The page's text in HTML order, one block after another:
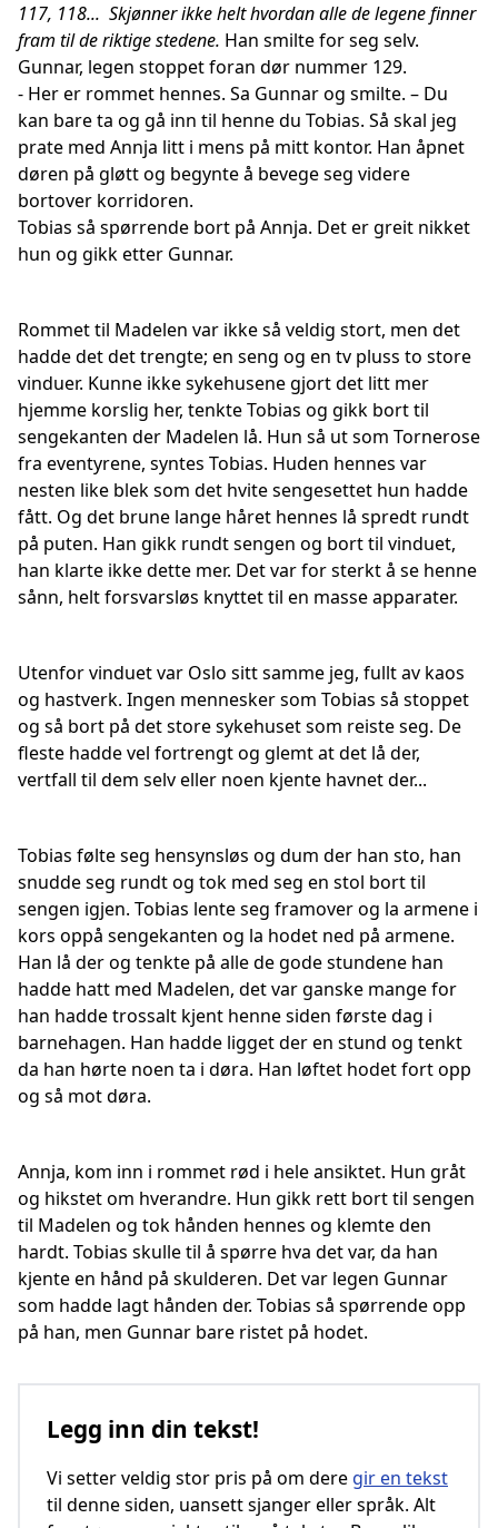
117, 118... Skjønner ikke helt hvordan alle de legene finner
fram til de riktige stedene. Han smilte for seg selv.
Gunnar, legen stoppet foran dør nummer 129.
- Her er rommet hennes. Sa Gunnar og smilte. – Du
kan bare ta og gå inn til henne du Tobias. Så skal jeg
prate med Annja litt i mens på mitt kontor. Han åpnet
døren på gløtt og begynte å bevege seg videre
bortover korridoren.
Tobias så spørrende bort på Annja. Det er greit nikket
hun og gikk etter Gunnar.
Rommet til Madelen var ikke så veldig stort, men det
hadde det det trengte; en seng og en tv pluss to store
vinduer. Kunne ikke sykehusene gjort det litt mer
hjemme korslig her, tenkte Tobias og gikk bort til
sengekanten der Madelen lå. Hun så ut som Tornerose
fra eventyrene, syntes Tobias. Huden hennes var
nesten like blek som det hvite sengesettet hun hadde
fått. Og det brune lange håret hennes lå spredt rundt
på puten. Han gikk rundt sengen og bort til vinduet,
han klarte ikke dette mer. Det var for sterkt å se henne
sånn, helt forsvarsløs knyttet til en masse apparater.
Utenfor vinduet var Oslo sitt samme jeg, fullt av kaos
og hastverk. Ingen mennesker som Tobias så stoppet
og så bort på det store sykehuset som reiste seg. De
fleste hadde vel fortrengt og glemt at det lå der,
vertfall til dem selv eller noen kjente havnet der...
Tobias følte seg hensynsløs og dum der han sto, han
snudde seg rundt og tok med seg en stol bort til
sengen igjen. Tobias lente seg framover og la armene i
kors oppå sengekanten og la hodet ned på armene.
Han lå der og tenkte på alle de gode stundene han
hadde hatt med Madelen, det var ganske mange for
han hadde trossalt kjent henne siden første dag i
barnehagen. Han hadde ligget der en stund og tenkt
da han hørte noen ta i døra. Han løftet hodet fort opp
og så mot døra.
Annja, kom inn i rommet rød i hele ansiktet. Hun gråt
og hikstet om hverandre. Hun gikk rett bort til sengen
til Madelen og tok hånden hennes og klemte den
hardt. Tobias skulle til å spørre hva det var, da han
kjente en hånd på skulderen. Det var legen Gunnar
som hadde lagt hånden der. Tobias så spørrende opp
på han, men Gunnar bare ristet på hodet.
Legg inn din tekst!
Vi setter veldig stor pris på om dere gir en tekst
til denne siden, uansett sjanger eller språk. Alt